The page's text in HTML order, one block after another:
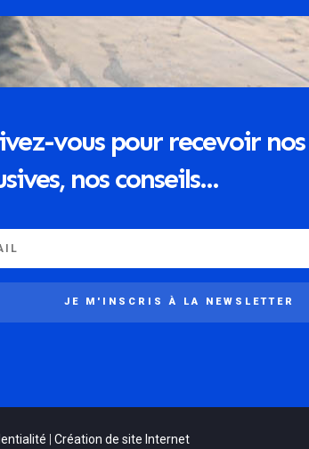
vous pour recevoir
nos conseils...
JE M'INSCRIS À LA NEWSLETTER
Création de site Internet